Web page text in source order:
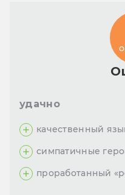
удачно
качественный
симпатичные
проработанный